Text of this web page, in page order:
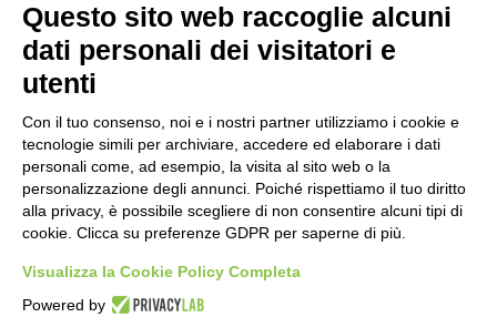
Informativa Privacy
Ufficio Relazioni con il Pubblico
Dichiarazione di accessibilità
Obiettivi di accessibilità
Gestione consensi cookie
Amministrazione trasparente
Pagina visualizzata
1660 volte
Sezione Copyright
Copyright 2026 | Engineered and powered by Gruppo Spaggiari
Parma S.p.A. | Divisione Publishing & New Social Media
Questo sito web raccoglie alcuni
dati personali dei visitatori e
utenti
Con il tuo consenso, noi e i nostri partner utilizziamo i cookie e
tecnologie simili per archiviare, accedere ed elaborare i dati
personali come, ad esempio, la visita al sito web o la
personalizzazione degli annunci. Poiché rispettiamo il tuo diritto
alla privacy, è possibile scegliere di non consentire alcuni tipi di
cookie. Clicca su preferenze GDPR per saperne di più.
Visualizza la Cookie Policy Completa
Powered by